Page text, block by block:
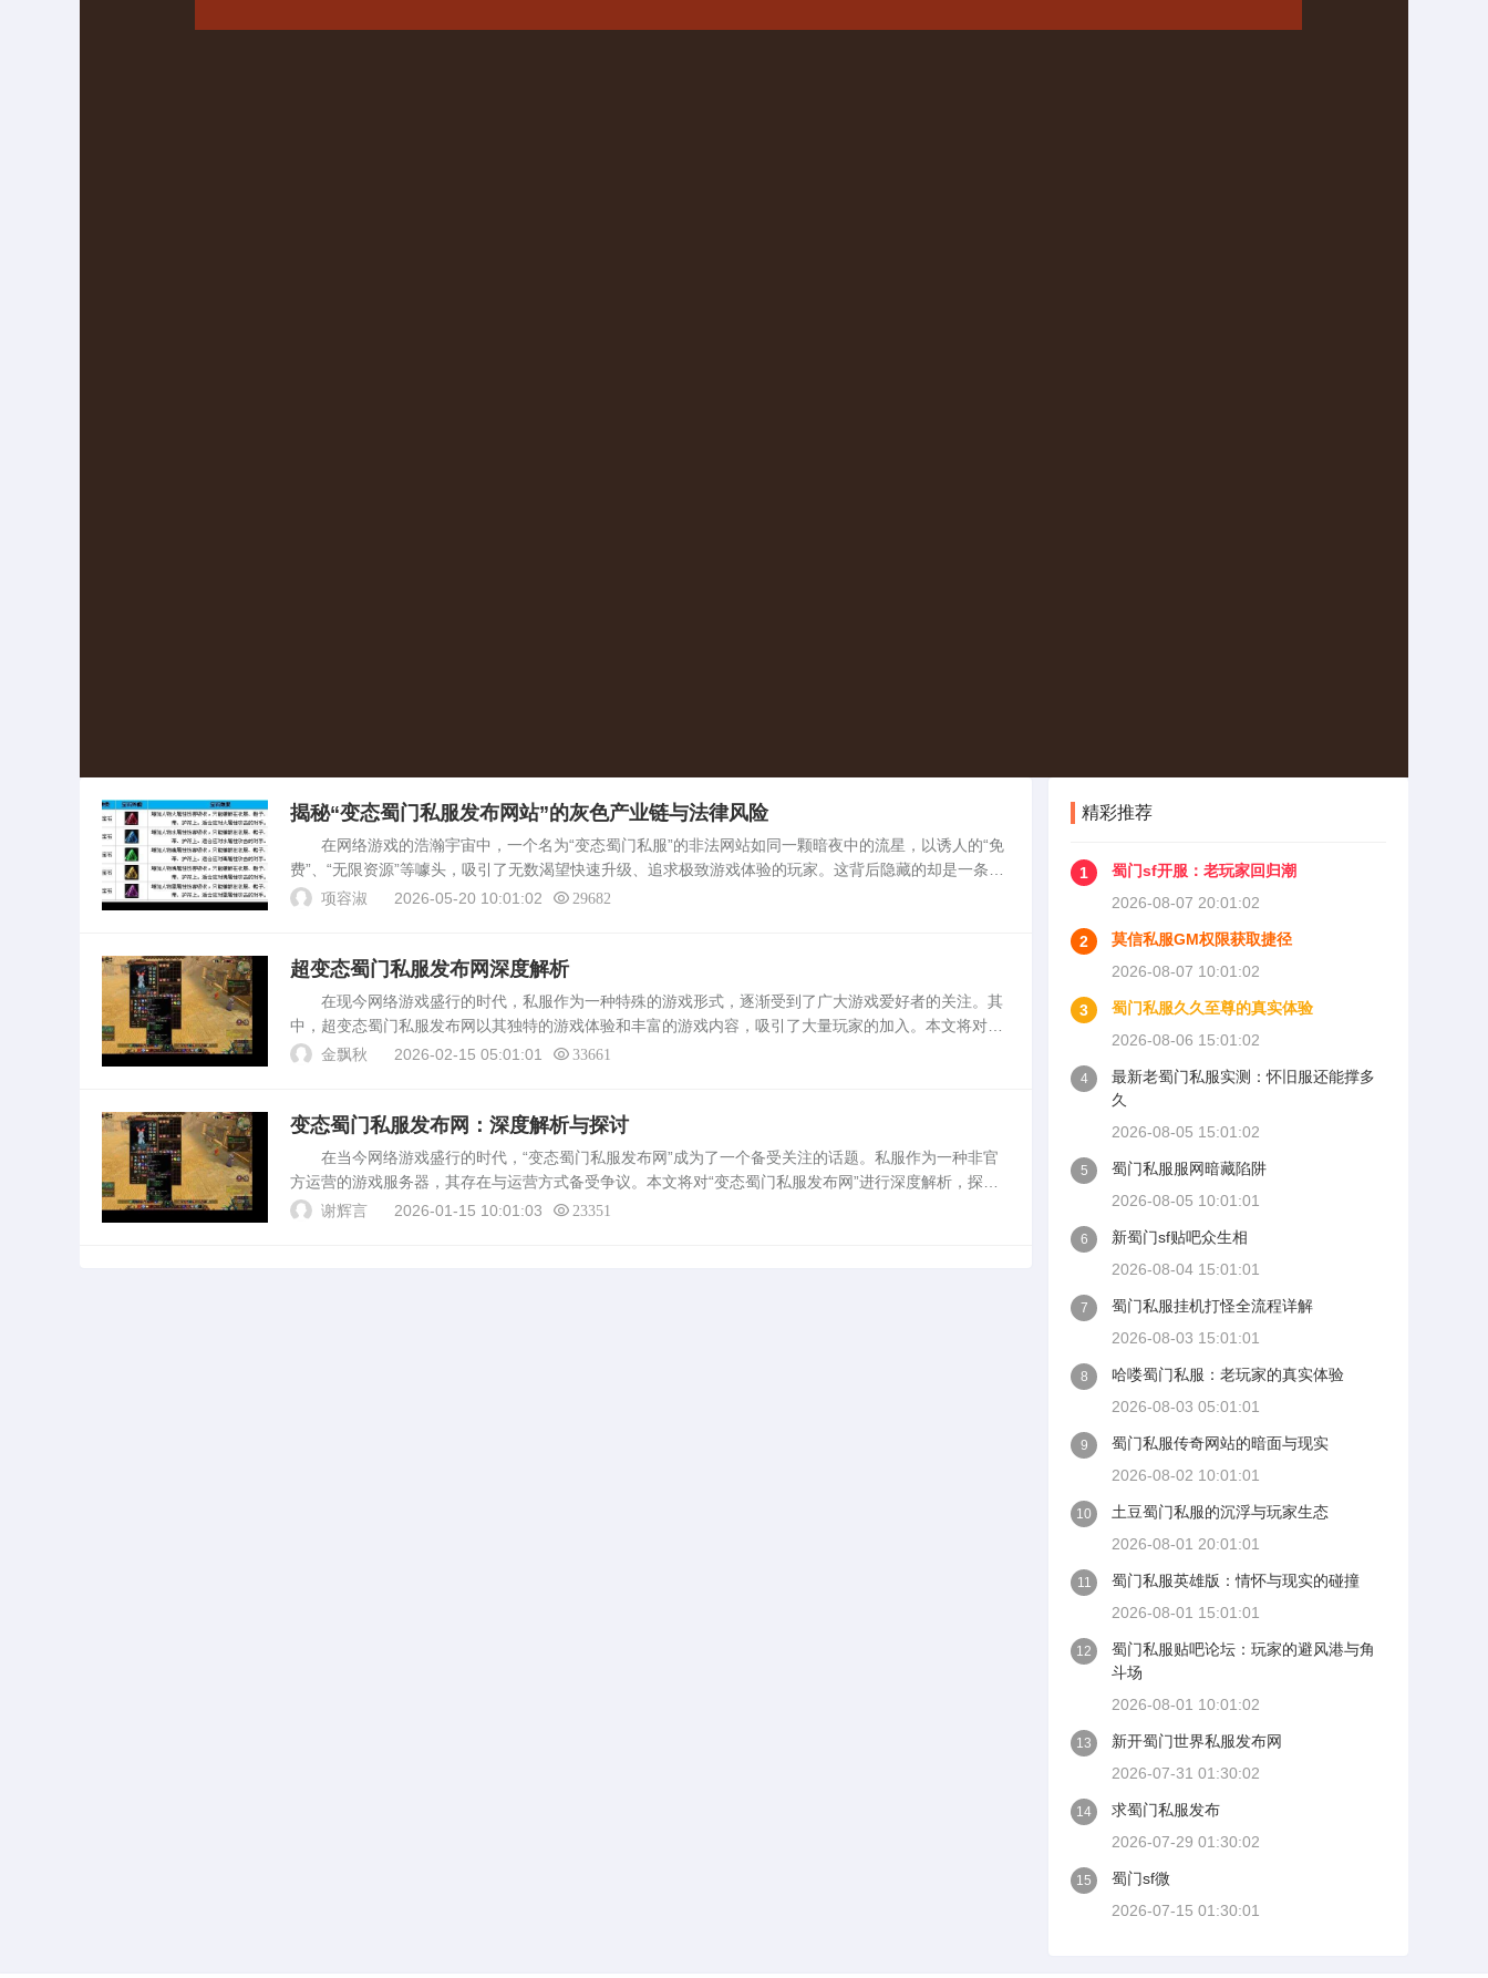
揭秘“变态蜀门私服发布网站”的灰色产业链与法律风险
在网络游戏的浩瀚宇宙中，一个名为“变态蜀门私服”的非法网站如同一颗暗夜中的流星，以诱人的“免
费”、“无限资源”等噱头，吸引了无数渴望快速升级、追求极致游戏体验的玩家。这背后隐藏的却是一条充
满欺诈、侵权与法律风险的灰色产业链。本文将深入剖析“变态蜀门私服发布网站”的运作机制、对玩家及
项容淑 2026-05-20 10:01:02 29682
超变态蜀门私服发布网深度解析
在现今网络游戏盛行的时代，私服作为一种特殊的游戏形式，逐渐受到了广大游戏爱好者的关注。其
中，超变态蜀门私服发布网以其独特的游戏体验和丰富的游戏内容，吸引了大量玩家的加入。本文将对超
变态蜀门私服发布网进行深度解析，从其特点、运营模式、玩家群体及未来发展等方面进行详细阐述。超
金飘秋 2026-02-15 05:01:01 33661
变态蜀门私服发布网：深度解析与探讨
在当今网络游戏盛行的时代，“变态蜀门私服发布网”成为了一个备受关注的话题。私服作为一种非官
方运营的游戏服务器，其存在与运营方式备受争议。本文将对“变态蜀门私服发布网”进行深度解析，探讨
其背后的运营模式、影响以及相关问题。什么是变态蜀门私服发布网变态蜀门私服发布网是指一种非官方
谢辉言 2026-01-15 10:01:03 23351
精彩推荐
1
蜀门sf开服：老玩家回归潮
2026-08-07 20:01:02
2
莫信私服GM权限获取捷径
2026-08-07 10:01:02
3
蜀门私服久久至尊的真实体验
2026-08-06 15:01:02
4
最新老蜀门私服实测：怀旧服还能撑多
久
2026-08-05 15:01:02
5
蜀门私服服网暗藏陷阱
2026-08-05 10:01:01
6
新蜀门sf贴吧众生相
2026-08-04 15:01:01
7
蜀门私服挂机打怪全流程详解
2026-08-03 15:01:01
8
哈喽蜀门私服：老玩家的真实体验
2026-08-03 05:01:01
9
蜀门私服传奇网站的暗面与现实
2026-08-02 10:01:01
10
土豆蜀门私服的沉浮与玩家生态
2026-08-01 20:01:01
11
蜀门私服英雄版：情怀与现实的碰撞
2026-08-01 15:01:01
12
蜀门私服贴吧论坛：玩家的避风港与角
斗场
2026-08-01 10:01:02
13
新开蜀门世界私服发布网
2026-07-31 01:30:02
14
求蜀门私服发布
2026-07-29 01:30:02
15
蜀门sf微
2026-07-15 01:30:01